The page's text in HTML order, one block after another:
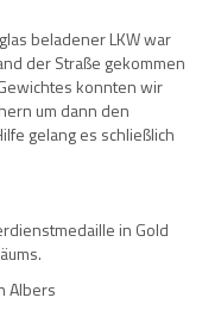
beladener LKW war
der Straße gekommen
konnten wir
um dann den
gelang es schließlich
in Gold
Albers